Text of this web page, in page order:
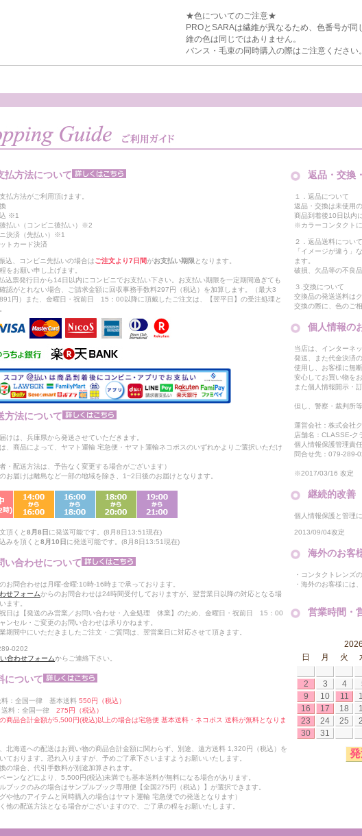
★色についてのご注意★
PROとSARAは繊維が異なるため、色番号が同
維の色は同じではありません。
バンス・毛束の同時購入の際はご注意ください。
払方法について
払方法がご利用頂けます。
込 ※1
後払い（コンビニ後払い）※2
ニ決済（先払い）※1
トカード決済
込、コンビニ先払いの場合はご注文より7日間がお支払い期限 となります。
をお願い申し上げます。
込票発行日から14日以内にコンビニでお支払い下さい。お支払い期限を一定期間過ぎても
認がとれない場合、ご請求金額に回収事務手数料297円（税込）を加算します。（最大3
円）また、金曜日・祝前日 15：00以降に頂戴したご注文は、【翌平日】の受注処理と
方法について
けは、兵庫県から発送させていただきます。
、商品によって、ヤマト運輸 宅急便・ヤマト運輸ネコポスのいずれかよりご選択いただけ
者・配送方法は、予告なく変更する場合がございます）
お届けは離島など一部の地域を除き、1~2日後のお届けとなります。
頂くと8月8日 に発送可能です。(8月8日13:51現在)
みを頂くと8月10日 に発送可能です。(8月8日13:51現在)
い合わせについて
お問合わせは月曜-金曜:10時-16時まで承っております。
せフォームからのお問合わせは24時間受付しておりますが、翌営業日以降の対応となる場
ます。
日は【発送のみ営業／お問い合わせ・入金処理 休業】のため、金曜日・祝前日 15：00
ンセル・ご変更のお問い合わせは承りかねます。
期間中にいただきましたご注文・ご質問は、翌営業日に対応させて頂きます。
0202
合わせフォームからご連絡下さい。
について
料：全国一律 基本送料 550円（税込）
送料：全国一律 275円（税込）
商品合計金額が5,500円(税込)以上の場合は宅急便 基本送料・ネコポス 送料が無料となりま
北海道への配送はお買い物の商品合計金額に関わらず、別途、遠方送料 1,320円（税込）を
ております。恐れ入りますが、予めご了承下さいますようお願いいたします。
の場合、代引手数料が別途加算されます。
ーンなどにより、5,500円(税込)未満でも基本送料が無料になる場合があります。
ブックのみの場合はサンプルブック専用便【全国275円（税込）】が選択できます。
グや他のアイテムと同時購入の場合はヤマト運輸 宅急便での発送となります）
他の配送方法となる場合がございますので、ご了承の程をお願いたします。
返品・交換
１．返品について
返品・交換は未使用
商品到着後10日以内
※カラーコンタクト
２．返品送料について
「イメージが違う」
ます。
破損、欠品等の不良
３.交換について
交換品の発送送料は
交換の際に、色のご
個人情報の
当店は、インターネ
発送、また代金決済
使用し、お客様に無
安心してお買い物を
また個人情報開示・
但し、警察・裁判所
運営会社：株式会社
店舗名：CLASSE-ク
個人情報保護管理責
問合せ先：079-289-
※2017/03/16 改定
継続的改善
個人情報保護と管理
2013/09/04改定
海外のお客
・コンタクトレンズ
・海外のお客様には
営業時間・
日
月 火
2
3 4
9
10 11
16
17 18
23
24 25
30
31
発